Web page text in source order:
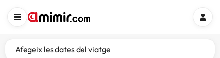
Afegeix les dates del viatge